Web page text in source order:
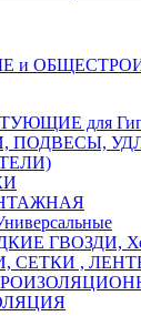
и
для
ПОДВЕСЫ,
ГВОЗДИ,
СЕТКИ ,